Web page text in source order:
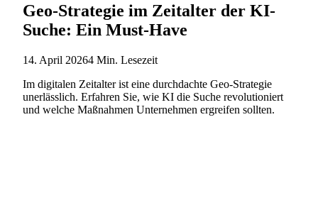
Geo-Strategie im Zeitalter der KI-
Suche: Ein Must-Have
14. April 20264 Min. Lesezeit
Im digitalen Zeitalter ist eine durchdachte Geo-Strategie
unerlässlich. Erfahren Sie, wie KI die Suche revolutioniert
und welche Maßnahmen Unternehmen ergreifen sollten.